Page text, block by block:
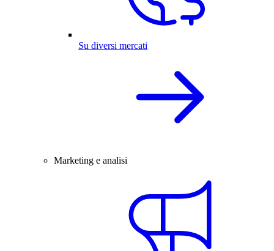
Su diversi mercati
Marketing e analisi